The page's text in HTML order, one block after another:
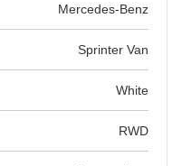
Mercedes-Benz
Sprinter Van
White
RWD